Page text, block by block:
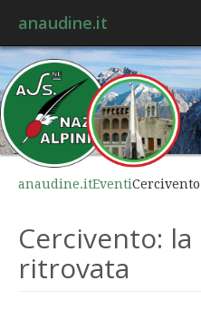
anaudine.it
anaudine.itEventi
Cercivento:
ritrovata